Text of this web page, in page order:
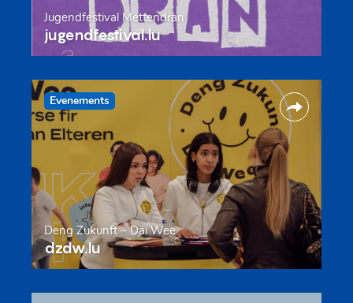
Jugendfestival Mëttendran
jugendfestival.lu
Evenements
Deng Zukunft – Däi Wee
dzdw.lu